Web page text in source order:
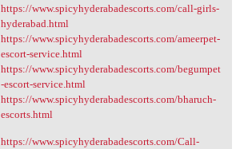
https://www.spicyhyderabadescorts.com/call-girls-
hyderabad.html
https://www.spicyhyderabadescorts.com/ameerpet-
escort-service.html
https://www.spicyhyderabadescorts.com/begumpet
-escort-service.html
https://www.spicyhyderabadescorts.com/bharuch-
escorts.html
https://www.spicyhyderabadescorts.com/Call-